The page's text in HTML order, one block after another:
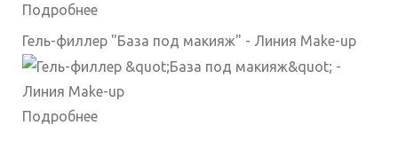
Подробнее
Гель-филлер "База под макияж" - Линия Make-up
Подробнее